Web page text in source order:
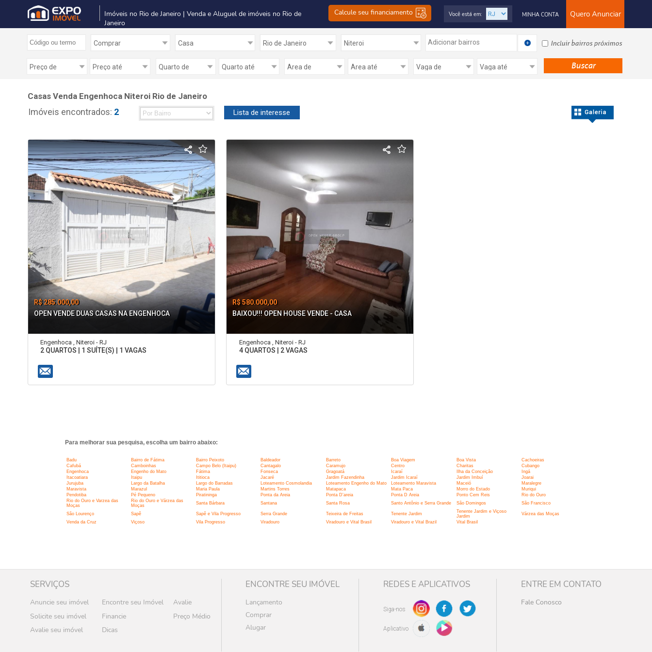
Imóveis no Rio de Janeiro | Venda e Aluguel de imóveis no Rio de
Janeiro
Calcule seu financiamento Quero Anunciar
MINHA CONTA
Você está em:
Adicionar bairros Incluir bairros próximos
Casas Venda Engenhoca Niteroi Rio de Janeiro
Imóveis encontrados: 2 Lista de interesse
R$ 285.000,00
OPEN VENDE DUAS CASAS NA ENGENHOCA
Engenhoca , Niteroi - RJ
2 QUARTOS | 1 SUÍTE(S) | 1 VAGAS
R$ 580.000,00
BAIXOU!!! OPEN HOUSE VENDE - CASA
Engenhoca , Niteroi - RJ
4 QUARTOS | 2 VAGAS
Para melhorar sua pesquisa, escolha um bairro abaixo:
Badu Bairro de Fátima Bairro Peixoto Baldeador Barreto Boa Viagem Boa Vista
Cachoeiras
Cafubá
Camboinhas Campo Belo (Itaipu) Cantagalo Caramujo Centro Charitas
Cubango
Engenhoca
Engenho do Mato Fátima Fonseca Gragoatá Icaraí Ilha da Conceição
Ingá
Itacoatiara
Itaipu Ititioca Jacaré Jardim Fazendinha Jardim Icaraí Jardim Imbuí
Joarai
Jurujuba
Largo da Batalha Largo do Barradas Loteamento Cosmolandia Loteamento Engenho do Mato Loteamento Maravista Maceió
Maralegre
Maravista
Marazul Maria Paula Martins Torres Matapaca Mata Paca Morro do Estado
Muriqui
Pendotiba
Pé Pequeno Piratininga Ponta da Areia Ponta D'areia Ponta D Areia Ponto Cem Reis
Rio do Ouro
Rio do Ouro e Varzea das
Moças
Rio do Ouro e Várzea das
Moças
Santa Bárbara Santana Santa Rosa Santo Antônio e Serra Grande São Domingos São Francisco
São Lourenço Sapê Sapê e Vila Progresso Serra Grande Teixeira de Freitas Tenente Jardim
Tenente Jardim e Viçoso
Jardim
Várzea das Moças
Venda da Cruz
Viçoso Vila Progresso Viradouro Viradouro e Vital Brasil Viradouro e Vital Brazil Vital Brasil
SERVIÇOS
Anuncie seu imóvel Encontre seu Imóvel
Avalie
Solicite seu imóvel
Financie
Preço Médio
Avalie seu imóvel
Dicas
ENCONTRE SEU IMÓVEL
Lançamento
Comprar
Alugar
REDES E APLICATIVOS
Siga-nos
Aplicativo
ENTRE EM CONTATO
Fale Conosco